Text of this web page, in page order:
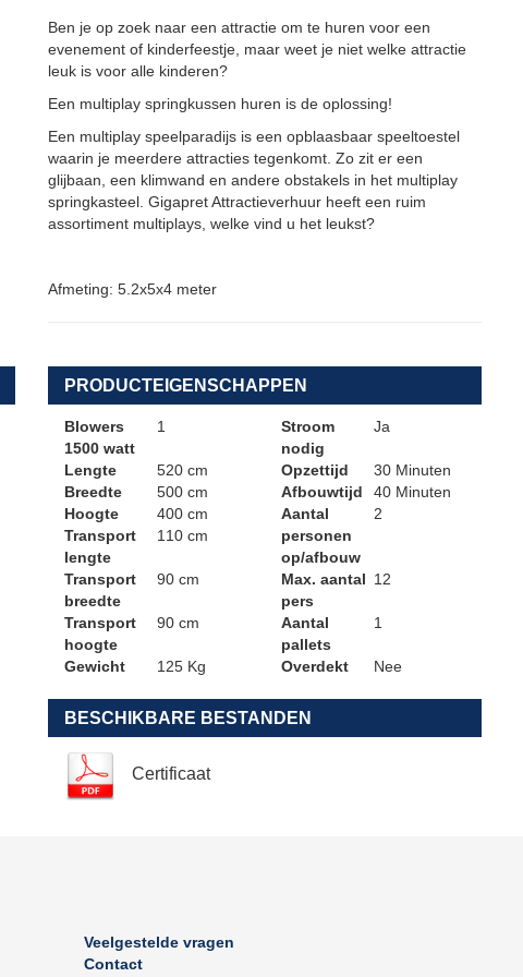
Ben je op zoek naar een attractie om te huren voor een
evenement of kinderfeestje, maar weet je niet welke attractie
leuk is voor alle kinderen?
Een multiplay springkussen huren is de oplossing!
Een multiplay speelparadijs is een opblaasbaar speeltoestel
waarin je meerdere attracties tegenkomt. Zo zit er een
glijbaan, een klimwand en andere obstakels in het multiplay
springkasteel. Gigapret Attractieverhuur heeft een ruim
assortiment multiplays, welke vind u het leukst?
Afmeting: 5.2x5x4 meter
PRODUCTEIGENSCHAPPEN
Blowers
1500 watt
1
Lengte
520 cm
Breedte
500 cm
Hoogte
400 cm
Transport
lengte
110 cm
Transport
breedte
90 cm
Transport
hoogte
90 cm
Gewicht 125 Kg
Stroom
nodig
Ja
Opzettijd
30 Minuten
Afbouwtijd
40 Minuten
Aantal
personen
op/afbouw
2
Max. aantal
pers
12
Aantal
pallets
1
Overdekt Nee
BESCHIKBARE BESTANDEN
Certificaat
Veelgestelde vragen
Contact